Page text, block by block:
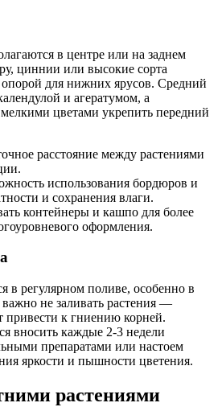
в центре или на заднем
циннии или высокие сорта
для нижних ярусов. Средний
и агератумом, а
цветами укрепить передний
расстояние между растениями
использования бордюров и
и сохранения влаги.
контейнеры и кашпо для более
оформления.
в регулярном поливе, особенно в
не заливать растения —
привести к гниению корней.
вносить каждые 2-3 недели
препаратами или настоем
яркости и пышности цветения.
растениями